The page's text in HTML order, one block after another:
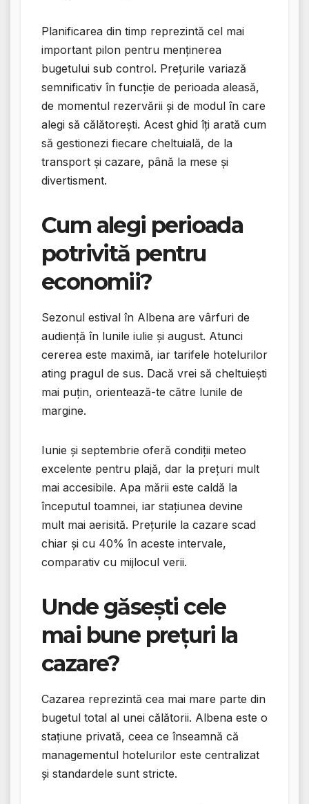
Planificarea din timp reprezintă cel mai
important pilon pentru menținerea
bugetului sub control. Prețurile variază
semnificativ în funcție de perioada aleasă,
de momentul rezervării și de modul în care
alegi să călătorești. Acest ghid îți arată cum
să gestionezi fiecare cheltuială, de la
transport și cazare, până la mese și
divertisment.
Cum alegi perioada
potrivită pentru
economii?
Sezonul estival în Albena are vârfuri de
audiență în lunile iulie și august. Atunci
cererea este maximă, iar tarifele hotelurilor
ating pragul de sus. Dacă vrei să cheltuiești
mai puțin, orientează-te către lunile de
margine.
Iunie și septembrie oferă condiții meteo
excelente pentru plajă, dar la prețuri mult
mai accesibile. Apa mării este caldă la
începutul toamnei, iar stațiunea devine
mult mai aerisită. Prețurile la cazare scad
chiar și cu 40% în aceste intervale,
comparativ cu mijlocul verii.
Unde găsești cele
mai bune prețuri la
cazare?
Cazarea reprezintă cea mai mare parte din
bugetul total al unei călătorii. Albena este o
stațiune privată, ceea ce înseamnă că
managementul hotelurilor este centralizat
și standardele sunt stricte.